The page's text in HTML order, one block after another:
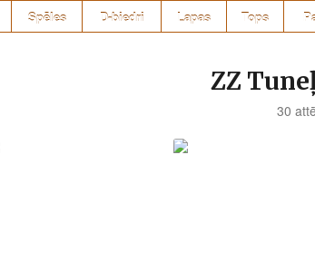
Spēles D-biedri Lapas Tops
ZZ
30